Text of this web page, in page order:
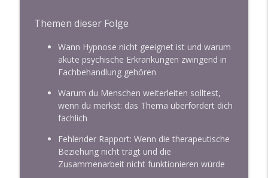
Hypnose und Hypnosetherapie lernen
250: Mein Geschenk zu 5 Jahren Podcast:
Ein kostenloser GPT für
Gesprächstrainings
Hypnose und Hypnosetherapie lernen
249: Wird Hypnose überbewertet?
Hypnose und Hypnosetherapie lernen
248: Zwischen Bewusst und Unbewusst –
Themen dieser Folge
Wann Hypnose nicht geeignet ist und warum
akute psychische Erkrankungen zwingend in
Fachbehandlung gehören
Warum du Menschen weiterleiten solltest,
wenn du merkst: das Thema überfordert dich
fachlich
Fehlender Rapport: Wenn die therapeutische
Beziehung nicht trägt und die
Zusammenarbeit nicht funktionieren würde